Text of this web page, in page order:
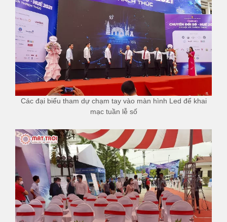
Các đại biểu tham dự chạm tay vào màn hình Led để khai
mạc tuần lễ số